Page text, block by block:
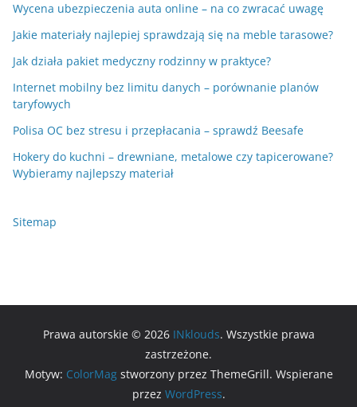
Wycena ubezpieczenia auta online – na co zwracać uwagę
Jakie materiały najlepiej sprawdzają się na meble tarasowe?
Jak działa pakiet medyczny rodzinny w praktyce?
Internet mobilny bez limitu danych – porównanie planów
taryfowych
Polisa OC bez stresu i przepłacania – sprawdź Beesafe
Hokery do kuchni – drewniane, metalowe czy tapicerowane?
Wybieramy najlepszy materiał
Sitemap
Prawa autorskie © 2026 INklouds. Wszystkie prawa
zastrzeżone.
Motyw: ColorMagstworzony przez ThemeGrill. Wspierane
przez WordPress.